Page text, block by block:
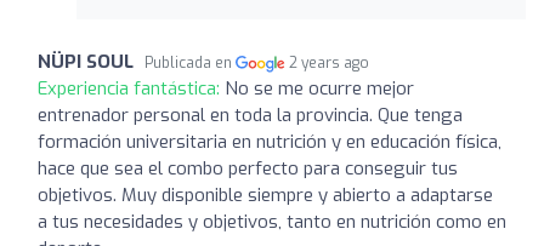
NÜPI SOUL Publicada en 2 years ago
Experiencia fantástica: No se me ocurre mejor
entrenador personal en toda la provincia. Que tenga
formación universitaria en nutrición y en educación física,
hace que sea el combo perfecto para conseguir tus
objetivos. Muy disponible siempre y abierto a adaptarse
a tus necesidades y objetivos, tanto en nutrición como en